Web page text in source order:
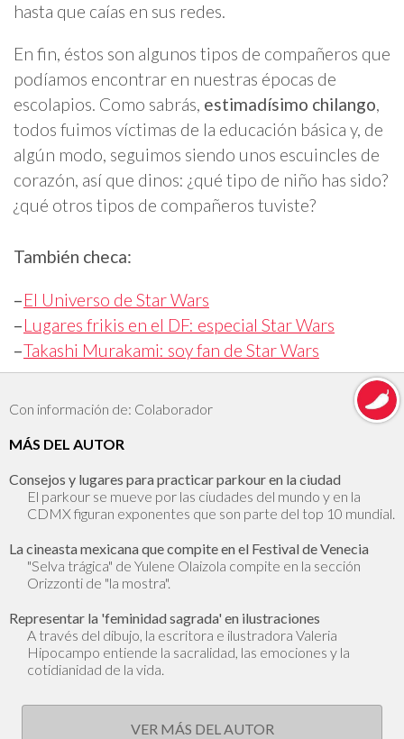
hasta que caías en sus redes.
En fin, éstos son algunos tipos de compañeros que
podíamos encontrar en nuestras épocas de
escolapios. Como sabrás, estimadísimo chilango,
todos fuimos víctimas de la educación básica y, de
algún modo, seguimos siendo unos escuincles de
corazón, así que dinos: ¿qué tipo de niño has sido?
¿qué otros tipos de compañeros tuviste?
También checa:
–El Universo de Star Wars
–Lugares frikis en el DF: especial Star Wars
–Takashi Murakami: soy fan de Star Wars
Con información de: Colaborador
MÁS DEL AUTOR
Consejos y lugares para practicar parkour en la ciudad
El parkour se mueve por las ciudades del mundo y en la
CDMX figuran exponentes que son parte del top 10 mundial.
La cineasta mexicana que compite en el Festival de Venecia
"Selva trágica" de Yulene Olaizola compite en la sección
Orizzonti de "la mostra".
Representar la 'feminidad sagrada' en ilustraciones
A través del dibujo, la escritora e ilustradora Valeria
Hipocampo entiende la sacralidad, las emociones y la
cotidianidad de la vida.
VER MÁS DEL AUTOR